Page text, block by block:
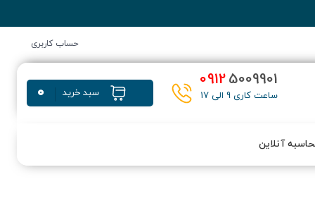
حساب کاربری
5009901
0912
ساعت کاری 9 الی 17 سبد خرید 0
آنلاین